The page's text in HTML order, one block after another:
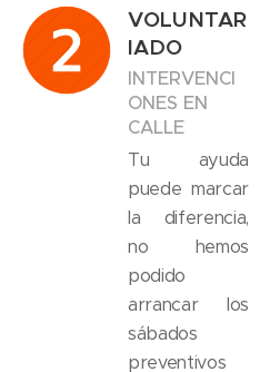
VOLUNTAR
IADO
INTERVENCI
ONES EN
CALLE
Tu ayuda
puede marcar
la diferencia,
no hemos
podido
arrancar los
sábados
preventivos